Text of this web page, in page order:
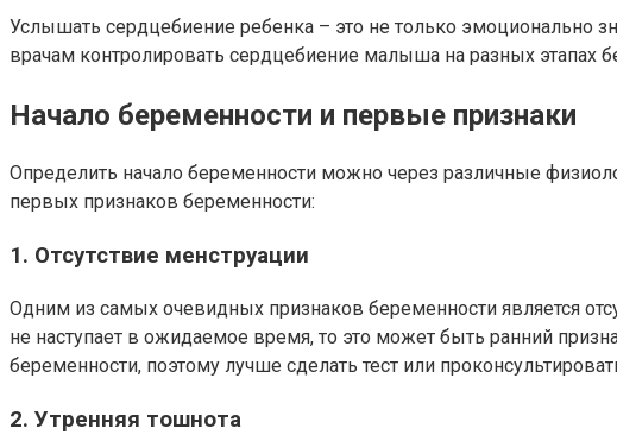
Услышать сердцебиение ребенка – это не только эмоционально
врачам контролировать сердцебиение малыша на разных этапах
Начало беременности и первые признаки
Определить начало беременности можно через различные
первых признаков беременности:
1. Отсутствие менструации
Одним из самых очевидных признаков беременности является
не наступает в ожидаемое время, то это может быть ранний
беременности, поэтому лучше сделать тест или
2. Утренняя тошнота